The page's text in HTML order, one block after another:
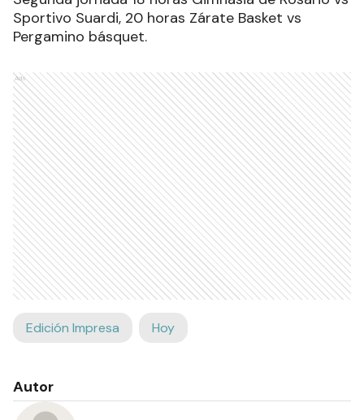
Sportivo Suardi, 20 horas Zárate Basket vs
Pergamino básquet.
Ads
Edición Impresa Hoy
Autor